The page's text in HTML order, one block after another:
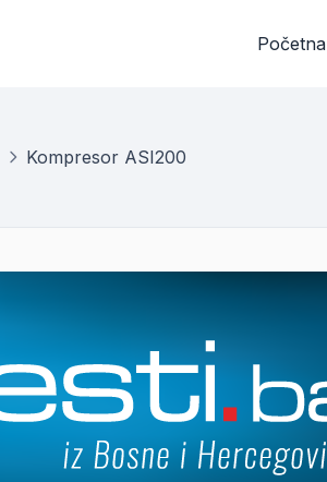
Početna
Kompresor ASI200